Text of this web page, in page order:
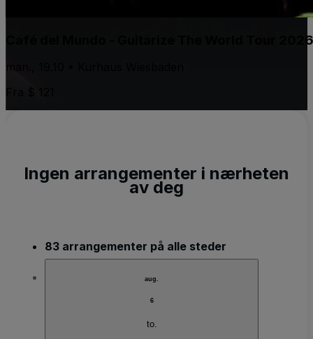
Café del Mundo - Guitarize The World Tour 2026
man., 19.10 • Kurhaus Wiesbaden
Ingen arrangementer i nærheten
av deg
83 arrangementer på alle steder
aug.
6
to.